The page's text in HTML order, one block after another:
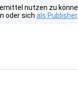
nutzen zu
oder sich als